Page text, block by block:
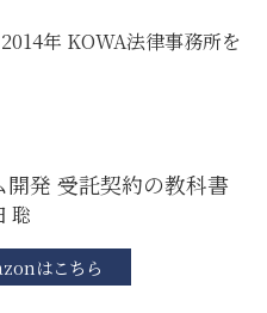
年 KOWA法律事務所を
開発 受託契約の教科書
聡
はこちら